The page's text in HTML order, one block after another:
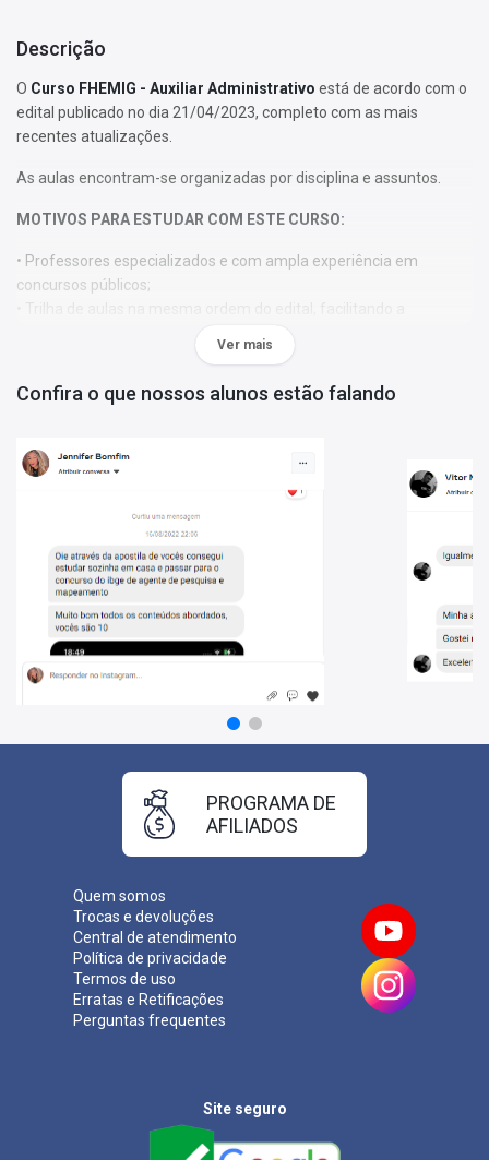
Descrição
O Curso FHEMIG - Auxiliar Administrativo está de acordo com o
edital publicado no dia 21/04/2023, completo com as mais
recentes atualizações.
As aulas encontram-se organizadas por disciplina e assuntos.
MOTIVOS PARA ESTUDAR COM ESTE CURSO:
• Professores especializados e com ampla experiência em
concursos públicos;
• 100% online para você assistir de onde quiser (com acesso à
• Acesso ilimitado. Assista quantas vezes quiser pelo período de
• Videoaulas com altíssimo padrão de gravação;
• Videoaulas podem ser aceleradas para otimizar ainda mais seu
• Há mais de 30 anos, preparamos e ajudamos candidatos a
ingressar nas carreiras públicas.
Videoaulas:431
Duração:144 horas
Tempo de acesso:365 dias
*O prazo de acesso começa a contar a partir da data de confirmação de
pagamento.
Ver mais
Confira o que nossos alunos estão falando
Quem somos
Trocas e devoluções
Central de atendimento
Política de privacidade
Termos de uso
Erratas e Retificações
Perguntas frequentes
PROGRAMA DE
AFILIADOS
Site seguro